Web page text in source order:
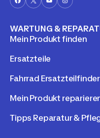
WARTUNG &
Mein Produkt finden
Ersatzteile
Fahrrad Ersatzteilfinder
Mein Produkt
Tipps Reparatur &